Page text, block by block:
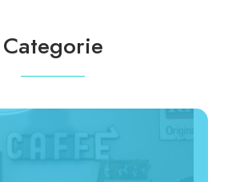
Categorie